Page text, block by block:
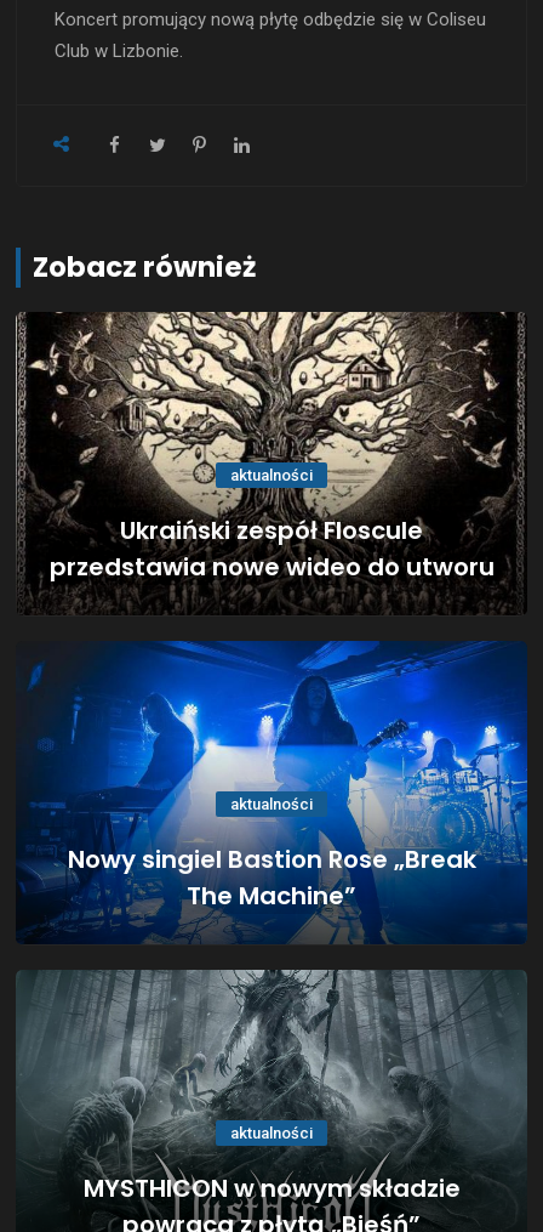
Koncert promujący nową płytę odbędzie się w Coliseu
Club w Lizbonie.
Zobacz również
aktualności
Ukraiński zespół Floscule
przedstawia nowe wideo do utworu
aktualności
Nowy singiel Bastion Rose „Break
The Machine”
aktualności
MYSTHICON w nowym składzie
powraca z płytą „Bieśń”